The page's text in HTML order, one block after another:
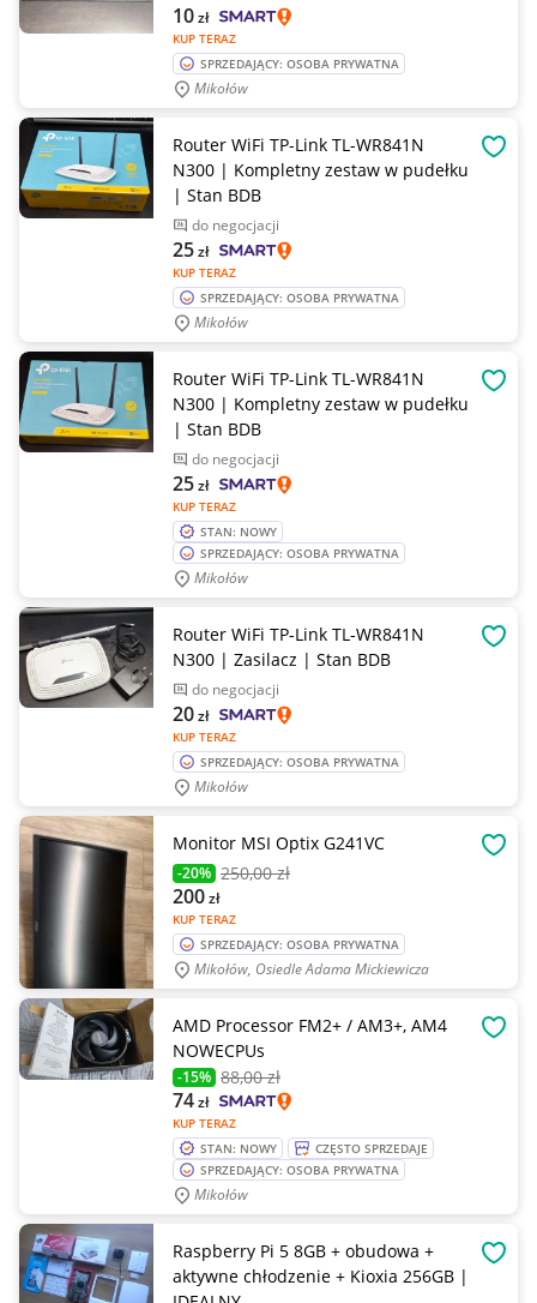
KUP TERAZ
10zł
SPRZEDAJĄCY: OSOBA PRYWATNA
Mikołów
Router WiFi TP-Link TL-WR841N
N300 | Kompletny zestaw w pudełku
| Stan BDB
do negocjacji
KUP TERAZ
25zł
SPRZEDAJĄCY: OSOBA PRYWATNA
Mikołów
Router WiFi TP-Link TL-WR841N
N300 | Kompletny zestaw w pudełku
| Stan BDB
do negocjacji
KUP TERAZ
25zł
STAN: NOWY
SPRZEDAJĄCY: OSOBA PRYWATNA
Mikołów
Router WiFi TP-Link TL-WR841N
N300 | Zasilacz | Stan BDB
do negocjacji
KUP TERAZ
20zł
SPRZEDAJĄCY: OSOBA PRYWATNA
Mikołów
Monitor MSI Optix G241VC
-20% 250,00 zł
KUP TERAZ
200zł
SPRZEDAJĄCY: OSOBA PRYWATNA
Mikołów, Osiedle Adama Mickiewicza
AMD Processor FM2+ / AM3+, AM4
NOWECPUs
-15% 88,00 zł
KUP TERAZ
74zł
STAN: NOWY
CZĘSTO SPRZEDAJE
SPRZEDAJĄCY: OSOBA PRYWATNA
Mikołów
Raspberry Pi 5 8GB + obudowa +
aktywne chłodzenie + Kioxia 256GB |